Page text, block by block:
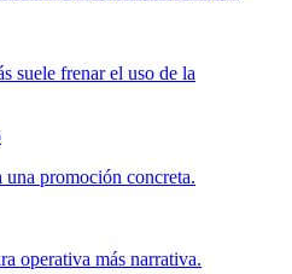
suele frenar el uso de la
una promoción concreta.
operativa más narrativa.